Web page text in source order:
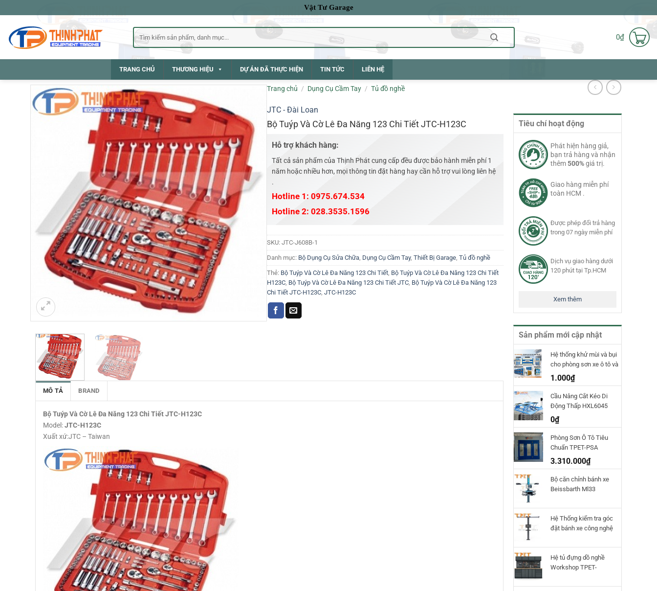
qua
dung
Vật Tư Garage
Tìm
kiếm:
0₫
TRANG CHỦ THƯƠNG HIỆU DỰ ÁN ĐÃ THỰC HIỆN TIN TỨC LIÊN HỆ
Tiêu chí hoạt động
Phát hiện hàng giả,
bạn trả hàng và nhận
thêm500%giá trị.
Giao hàng miễn phí
toàn HCM .
Được phép đổi trả hàng
trong 07 ngày miễn phí
Dịch vụ giao hàng dưới
120 phút tại Tp.HCM
Xem thêm
Sản phẩm mới cập nhật
Hệ thống khử mùi và bụi
cho phòng sơn xe ô tô và
phòng sơn công nghiệp
TPET
1.000₫
Cầu Nâng Cắt Kéo Di
Động Thấp HXL6045
Hauvrex
0₫
Phòng Sơn Ô Tô Tiêu
Chuẩn TPET-PSA
3.310.000₫
Bộ căn chỉnh bánh xe
Beissbarth Ml33
Hệ Thống kiểm tra góc
đặt bánh xe công nghệ
Beissbarth
Hệ tủ đựng dồ nghề
Workshop TPET-
Trang chủ / Dụng Cụ Cầm Tay / Tủ đồ nghề
JTC - Đài Loan
Bộ Tuýp Và Cờ Lê Đa Năng 123 Chi Tiết JTC-H123C
Hỗ trợ khách hàng:
Tất cả sản phẩm của Thịnh Phát cung cấp đều được bảo hành miễn phí 1
năm hoặc nhiều hơn, mọi thông tin đặt hàng hay cần hỗ trợ vui lòng liên hệ
.
Hotline 1: 0975.674.534
Hotline 2: 028.3535.1596
SKU: JTC-J608B-1
Danh mục: Bộ Dụng Cụ Sửa Chữa Dụng Cụ Cầm Tay, Thiết Bị Garage Tủ đồ nghề
Thẻ: Bộ Tuýp Và Cờ Lê Đa Năng 123 Chi Tiết Bộ Tuýp Và Cờ Lê Đa Năng 123 Chi Tiết
H123C Bộ Tuýp Và Cờ Lê Đa Năng 123 Chi Tiết JTC Bộ Tuýp Và Cờ Lê Đa Năng 123
Chi Tiết JTC-H123C JTC-H123C
MÔ TẢ BRAND
Bộ Tuýp Và Cờ Lê Đa Năng 123 Chi Tiết JTC-H123C
Model:JTC-H123C
Xuất xứ:JTC – Taiwan